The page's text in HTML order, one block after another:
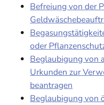
Befreiung von der
oder
Beglaubigung von
Urkunden zur
beantragen
Beglaubigung von